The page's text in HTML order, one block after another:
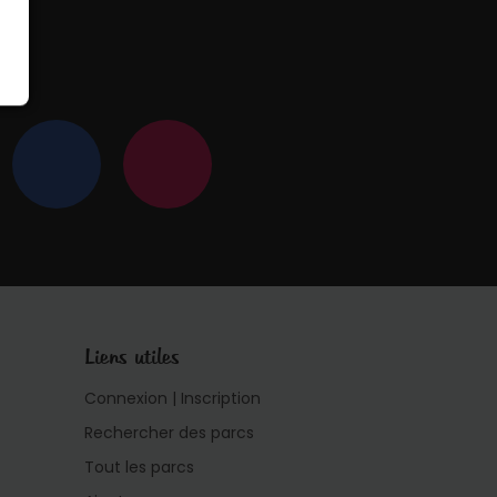
Liens utiles
Connexion | Inscription
Rechercher des parcs
Tout les parcs